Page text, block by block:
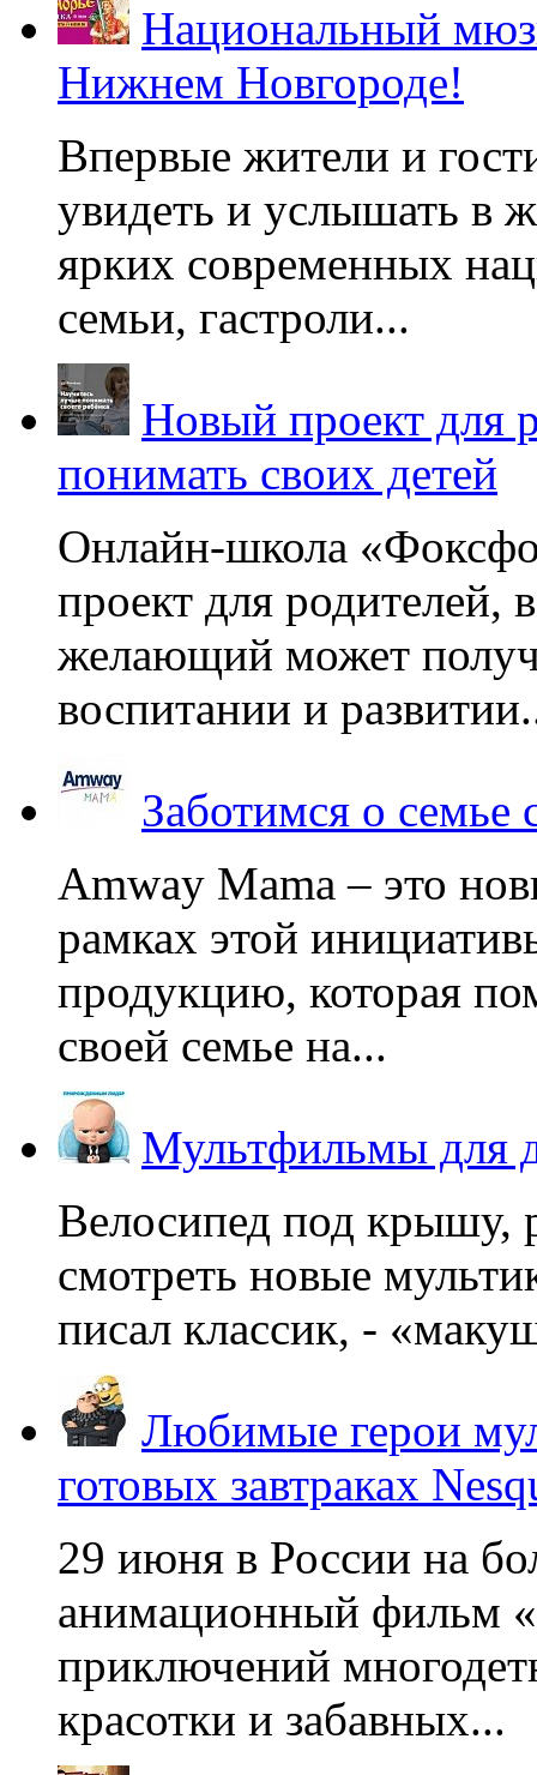
Национальный
Нижнем Новгороде!
Впервые жители и
увидеть и услышать в
ярких современных
семьи, гастроли...
Новый проект для
понимать своих детей
Онлайн-школа
проект для родителей,
желающий может
воспитании и
Заботимся о
Amway Mama – это
рамках этой
продукцию, которая
своей семье на...
Мультфильмы для
Велосипед под крышу,
смотреть новые
писал классик, -
Любимые герои
готовых завтраках
29 июня в России на
анимационный фильм
приключений
красотки и забавных...